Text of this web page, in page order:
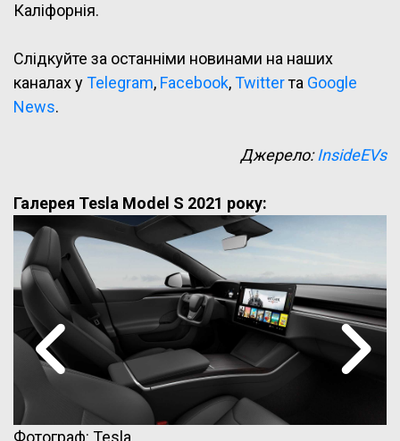
Каліфорнія.
Слідкуйте за останніми новинами на наших
каналах уTelegram, Facebook,Twitterта Google
News.
Джерело:InsideEVs
Галерея Tesla Model S 2021 року: